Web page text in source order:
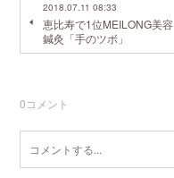
2018.07.11 08:33
恵比寿で1位MEILONG美容
鍼灸「手のツボ」
0コメント